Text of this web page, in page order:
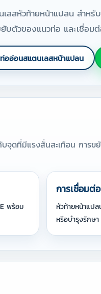
เลสหัวท้ายหน้าแปลน สำห
บตัวของแนวท่อ และเชื่อม
ออ่อนสแตนเลสหน้าแปลน
ดที่มีแรงสั่นสะเทือน การ
พร้อม
การเชื่อมต่อ
หัวท้ายหน้าแป
หรือบำรุงรักษา